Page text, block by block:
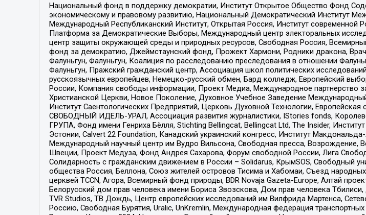
Национальный фонд в поддержку демократии, Институт Открытое Общество Фонд
экономическому и правовому развитию, Национальный Демократический Институт
Международный Республиканский Институт, Открытая Россия, Институт современной
Платформа за Демократические Выборы, Международный центр электоральных
центр защиты окружающей среды и природных ресурсов, Свободная Россия,
фонд за демократию, Джеймстаунский фонд, Прожект Хармони, Родники дракона,
Фалуньгун, Фалуньгун, Коалиция по расследованию преследования в отношении
Фалуньгун, Пражский гражданский центр, Ассоциация школ политических
русскоязычных европейцев, Немецко-русский обмен, Бард колледж, Европейский
России, Компания свободы информации, Проект Медиа, Международное партнерство
Христианской Церкви, Новое Поколение, Духовное Учебное Заведение
Институт Саентологических Предприятий, Церковь Духовной Технологии,
СВОБОДНЫЙ ИДЕЛЬ-УРАЛ, Ассоциация развития журналистики, IStories fonds,
ГРУПА, Фонд имени Генриха Бёлля, Stichting Bellingcat, Bellingcat Ltd, The Insider,
Эстонии, Calvert 22 Foundation, Канадский украинский конгресс, Институт
Международный научный центр им Вудро Вильсона, Свободная пресса, Возрождение,
Швеции, Проект Медуза, Фонд Андрея Сахарова, Форум свободной России, Лига
Солидарность с гражданским движением в России – Solidarus, КрымSOS, Свободный
общества Россия, Беллона, Союз жителей островов Тисима и Хабомаи, Съезд
церквей TCCN, Агора, Всемирный фонд природы, BDR Novaja Gazeta-Europe, Алтай
Белорусский дом прав человека имени Бориса Звозскова, Дом прав человека
TVR Studios, ТВ Дождь, Центр европейских исследований им Вилфрида Мартенса,
Россию, Свободная Бурятия, Uralic, UnKremlin, Международная федерация